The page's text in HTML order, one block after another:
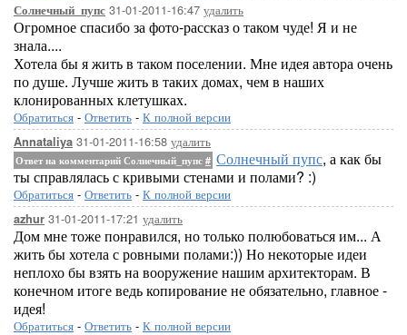
Солнечный_пупс 31-01-2011-16:47 удалить
Огромное спасибо за фото-рассказ о таком чуде! Я и не
знала....
Хотела бы я жить в таком поселении. Мне идея автора очень
по душе. Лучше жить в таких домах, чем в наших
клонированных клетушках.
Обратиться - Ответить - К полной версии
Annataliya 31-01-2011-16:58 удалить
Ответ на комментарий Солнечный_пупс # Солнечный пупс, а как бы
ты справлялась с кривыми стенами и полами? :)
Обратиться - Ответить - К полной версии
azhur 31-01-2011-17:21 удалить
Дом мне тоже понравился, но только полюбоваться им... А
жить бы хотела с ровными полами:)) Но некоторые идеи
неплохо бы взять на вооружение нашим архитекторам. В
конечном итоге ведь копирование не обязательно, главное -
идея!
Обратиться - Ответить - К полной версии